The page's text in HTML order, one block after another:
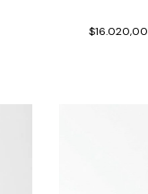
$16.020,00